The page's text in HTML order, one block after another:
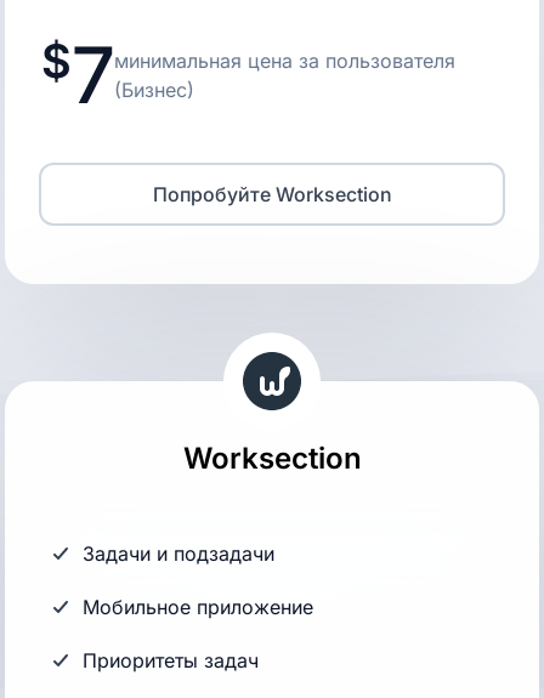
7минимальная цена за пользователя
(Бизнес)
Попробуйте Worksection
Worksection
Задачи и подзадачи
Мобильное приложение
Приоритеты задач